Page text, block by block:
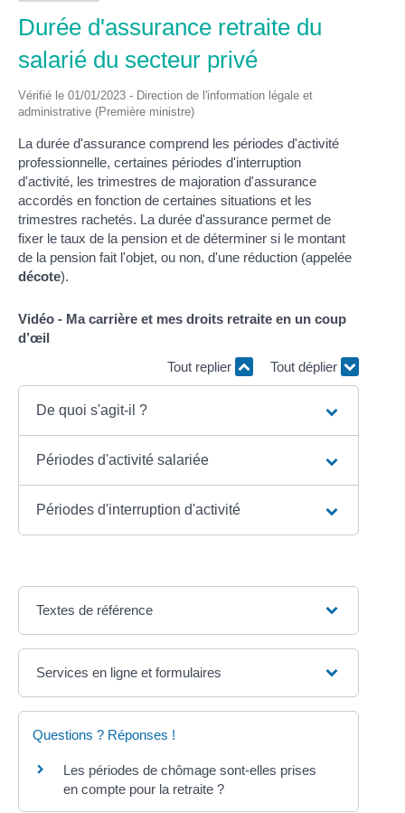
Durée d'assurance retraite du
salarié du secteur privé
Vérifié le 01/01/2023 - Direction de l'information légale et
administrative (Première ministre)
La durée d'assurance comprend les périodes d'activité
professionnelle, certaines périodes d'interruption
d'activité, les trimestres de majoration d'assurance
accordés en fonction de certaines situations et les
trimestres rachetés. La durée d'assurance permet de
fixer le taux de la pension et de déterminer si le montant
de la pension fait l'objet, ou non, d'une réduction (appelée
décote).
Vidéo - Ma carrière et mes droits retraite en un coup
d’œil
Tout replier
Tout déplier
De quoi s'agit-il ?
Périodes d'activité salariée
Périodes d'interruption d'activité
Textes de référence
Services en ligne et formulaires
Questions ? Réponses !
Les périodes de chômage sont-elles prises
en compte pour la retraite ?